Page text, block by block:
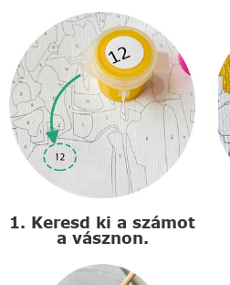
1. Keresd ki a számot
a vásznon.